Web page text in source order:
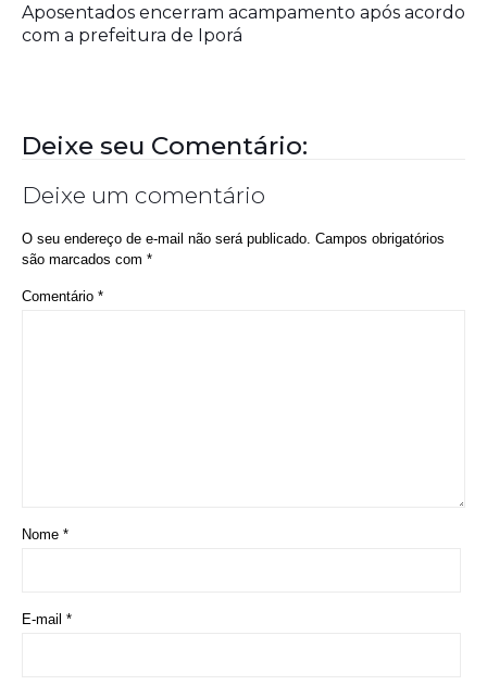
Aposentados encerram acampamento após acordo
com a prefeitura de Iporá
Deixe seu Comentário:
Deixe um comentário
O seu endereço de e-mail não será publicado. Campos obrigatórios
são marcados com *
Comentário *
Nome *
E-mail *